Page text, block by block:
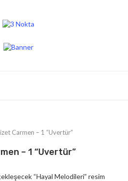
Carmen – 1 “Uvertür”
– 1 “Uvertür”
“Hayal Melodileri” resim